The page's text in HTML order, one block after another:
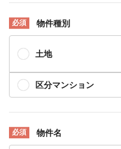
物件種別
土地
区分マンション
物件名